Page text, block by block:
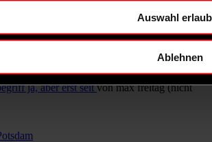
Auswahl
Ablehnen
ich denke, es wird irgendwas mit
Am besten wäre es natürlich, man würde
bei uns aufnehmen
am Mo., 26.02.2024 - 17:27
ja, aber erst seitvonmax freitag (nicht